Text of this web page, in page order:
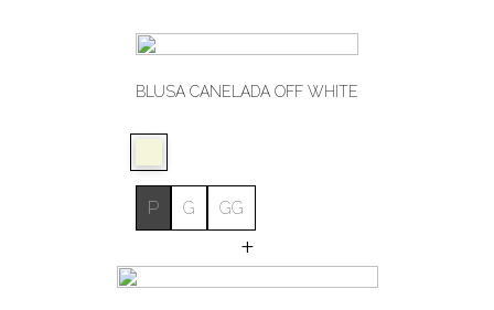
BLUSA CANELADA OFF WHITE
P G GG
+